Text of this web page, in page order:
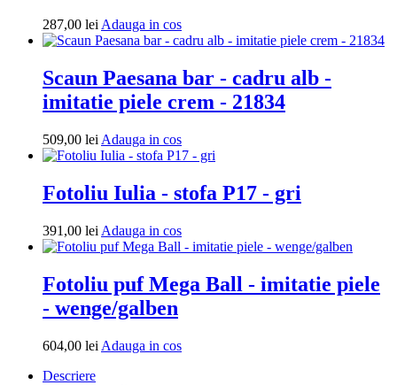
287,00 lei Adauga in cosAdauga
in
Scaun Paesana bar - cadru alb -
imitatie piele crem - 21834
509,00 lei Adauga in cosAdauga
in
Fotoliu Iulia - stofa P17 - gri
391,00 lei Adauga in cosAdauga
in
Fotoliu puf Mega Ball - imitatie piele
- wenge/galben
604,00 lei Adauga in cosAdauga
Descriere